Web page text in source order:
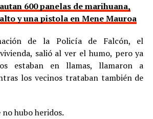
600 panelas de marihuana,
y una pistola en Mene Mauroa
de la Policía de Falcón, el
salió al ver el humo, pero ya
estaban en llamas, llamaron a
los vecinos trataban también de
hubo heridos.